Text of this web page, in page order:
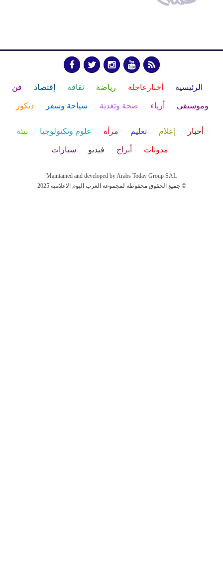
الرئيسية أخبارعاجلة رياضة ثقافة إقتصاد فن
وموسيقى أزياء صحة وتغذية سياحة وسفر ديكور
أخبار إعلام تعليم مرأة علوم وتكنولوجيا بيئة
مدونات أبراج فيديو سيارات
Maintained and developed by Arabs Today Group SAL
جميع الحقوق محفوظة لمجموعة العرب اليوم الاعلامية 2025 ©